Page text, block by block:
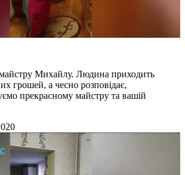
Михайлу. Людина приходить
грошей, а чесно розповідає,
прекрасному майстру та вашій